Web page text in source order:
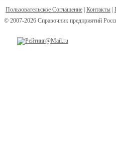
Пользовательское Соглашение Контакты
© 2007-2026 Справочник предприятий